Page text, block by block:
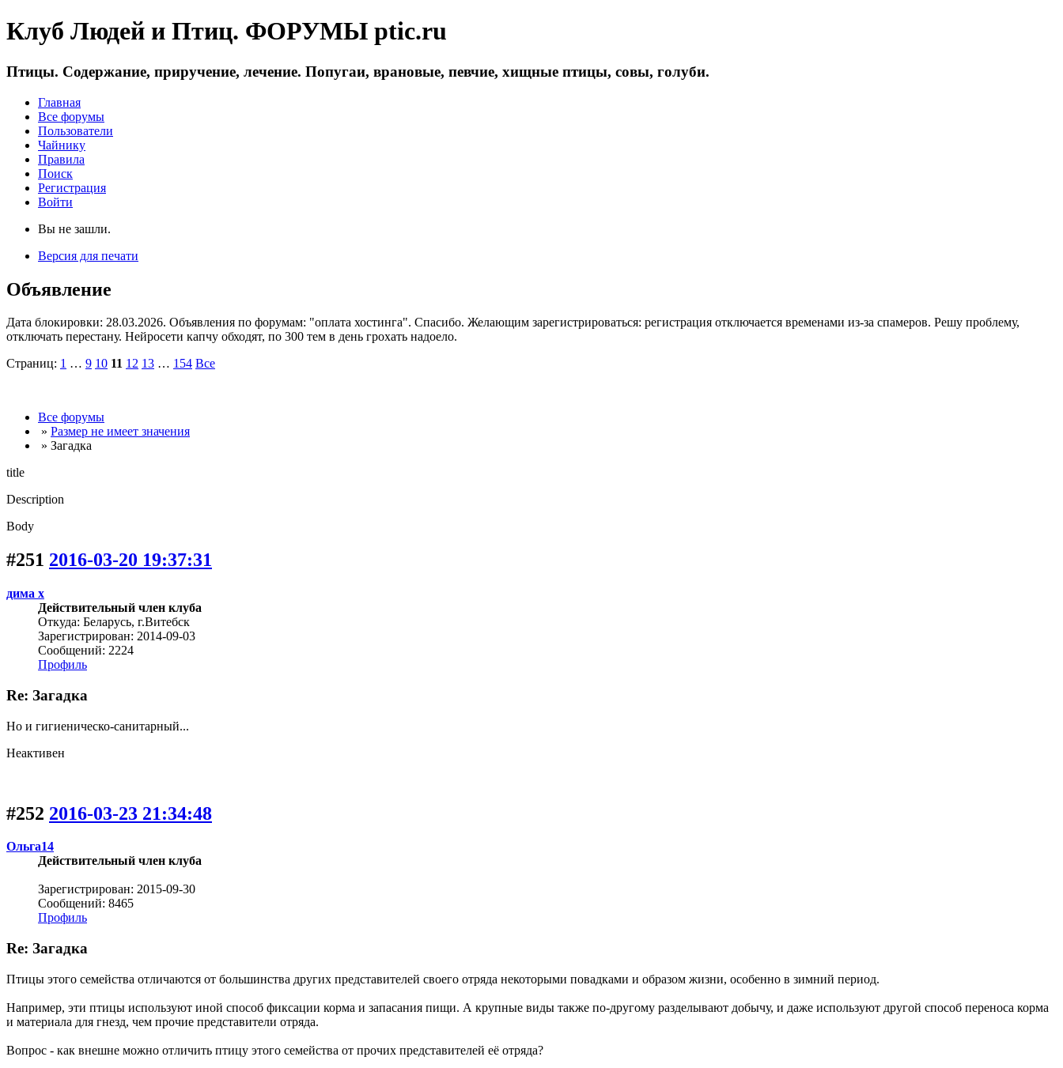
Клуб Людей и Птиц. ФОРУМЫ ptic.ru
Птицы. Содержание, приручение, лечение. Попугаи, врановые, певчие, хищные птицы, совы, голуби.
Главная
Все форумы
Пользователи
Чайнику
Правила
Поиск
Регистрация
Войти
Вы не зашли.
Версия для печати
Объявление
Дата блокировки: 28.03.2026. Объявления по форумам: "оплата хостинга". Спасибо. Желающим зарегистрироваться: регистрация отключается временами из-за спамеров. Решу проблему,
отключать перестану. Нейросети капчу обходят, по 300 тем в день грохать надоело.
Страниц: 1 … 9 10 11 12 13 … 154 Все
Все форумы
» Размер не имеет значения
» Загадка
title
Description
Body
#251 2016-03-20 19:37:31
дима х
Действительный член клуба
Откуда: Беларусь, г.Витебск
Зарегистрирован: 2014-09-03
Сообщений: 2224
Профиль
Re: Загадка
Но и гигиеническо-санитарный...
Неактивен
#252 2016-03-23 21:34:48
Ольга14
Действительный член клуба
Зарегистрирован: 2015-09-30
Сообщений: 8465
Профиль
Re: Загадка
Птицы этого семейства отличаются от большинства других представителей своего отряда некоторыми повадками и образом жизни, особенно в зимний период.
Например, эти птицы используют иной способ фиксации корма и запасания пищи. А крупные виды также по-другому разделывают добычу, и даже используют другой способ переноса корма
и материала для гнезд, чем прочие представители отряда.
Вопрос - как внешне можно отличить птицу этого семейства от прочих представителей её отряда?